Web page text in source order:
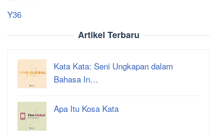
Y36
Artikel Terbaru
Kata Kata: Seni Ungkapan dalam
Bahasa In…
Apa Itu Kosa Kata